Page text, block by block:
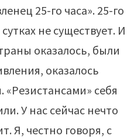
25-го часа». 25-го
не существует. И
оказалось, были
оказалось
себя
У нас сейчас нечто
Я, честно говоря, с